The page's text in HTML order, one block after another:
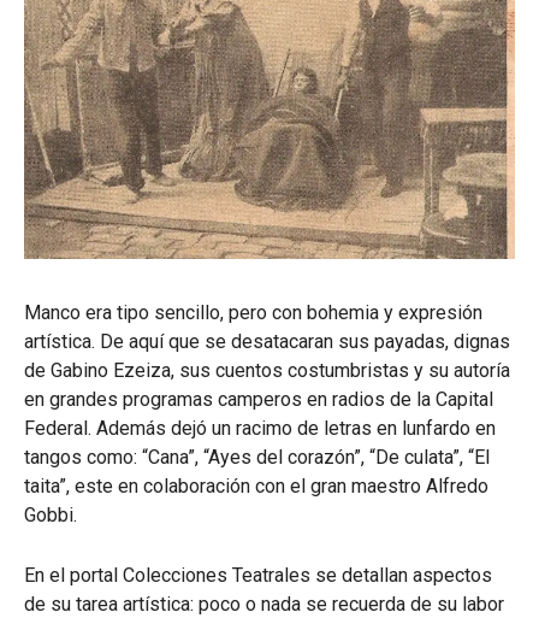
Manco era tipo sencillo, pero con bohemia y expresión
artística. De aquí que se desatacaran sus payadas, dignas
de Gabino Ezeiza, sus cuentos costumbristas y su autoría
en grandes programas camperos en radios de la Capital
Federal. Además dejó un racimo de letras en lunfardo en
tangos como: “Cana”, “Ayes del corazón”, “De culata”, “El
taita”, este en colaboración con el gran maestro Alfredo
Gobbi.
En el portal Colecciones Teatrales se detallan aspectos
de su tarea artística: poco o nada se recuerda de su labor